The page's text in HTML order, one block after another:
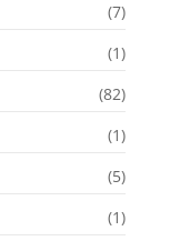
(7)
(1)
(82)
(1)
(5)
(1)